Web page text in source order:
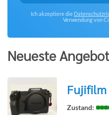
Ich akzeptiere die
Verwendung von
Neueste
Fujifilm